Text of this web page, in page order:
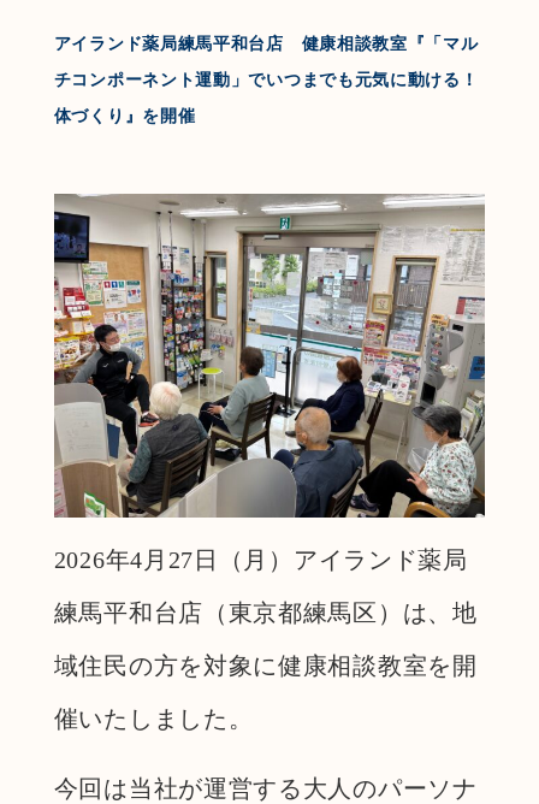
アイランド薬局練馬平和台店 健康相談教室『「マル
チコンポーネント運動」でいつまでも元気に動ける！
体づくり』を開催
2026年4月27日（月）アイランド薬局
練馬平和台店（東京都練馬区）は、地
域住民の方を対象に健康相談教室を開
催いたしました。
今回は当社が運営する大人のパーソナ